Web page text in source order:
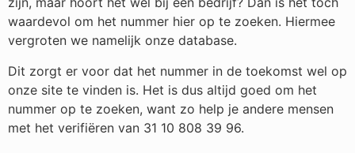
waardevol om het nummer hier op te zoeken. Hiermee
vergroten we namelijk onze database.
Dit zorgt er voor dat het nummer in de toekomst wel op
onze site te vinden is. Het is dus altijd goed om het
nummer op te zoeken, want zo help je andere mensen
met het verifiëren van 31 10 808 39 96.